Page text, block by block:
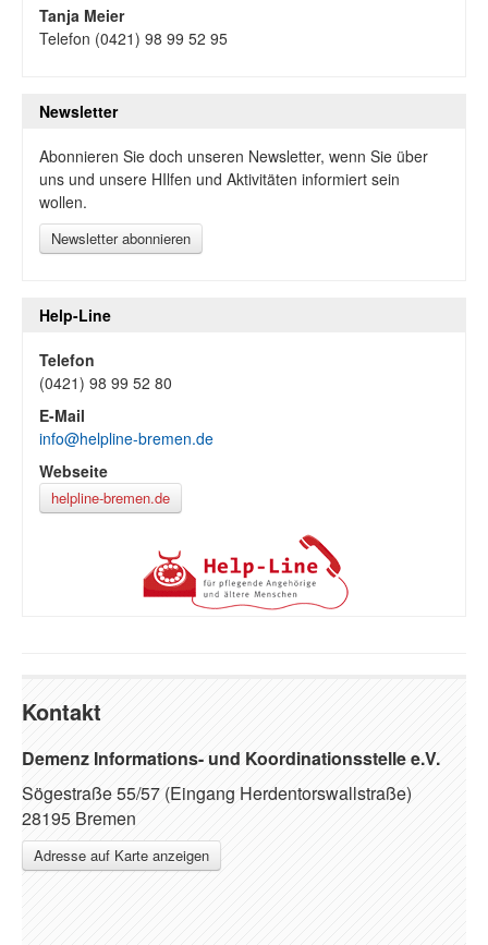
Tanja Meier
Telefon (0421) 98 99 52 95
Newsletter
Abonnieren Sie doch unseren Newsletter, wenn Sie über
uns und unsere HIlfen und Aktivitäten informiert sein
wollen.
Newsletter abonnieren
Help-Line
Telefon
(0421) 98 99 52 80
E-Mail
info@helpline-bremen.de
Webseite
helpline-bremen.de
Kontakt
Demenz Informations- und Koordinationsstelle e.V.
Sögestraße 55/57 (Eingang Herdentorswallstraße)
28195 Bremen
Adresse auf Karte anzeigen